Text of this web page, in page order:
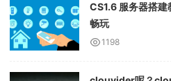
CS1.6 服务器搭
畅玩
1198